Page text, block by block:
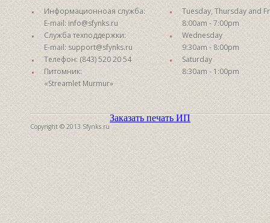
Информационноая служба:
E-mail: info@sfynks.ru
Служба техподдержки:
E-mail: support@sfynks.ru
Телефон: (843) 520 20 54
Питомник:
«Streamlet Murmur»
Tuesday, Thursday and
8:00am - 7:00pm
Wednesday
9:30am - 8:00pm
Saturday
8:30am - 1:00pm
Copyright © 2013 Sfynks.ru
Заказать печать ИП